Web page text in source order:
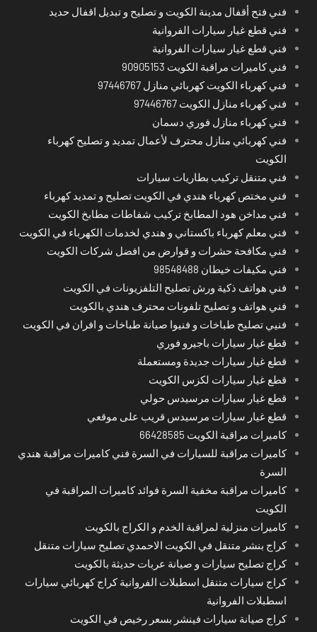
فني فتح أقفال مدينة الكويت و تصليح و تبديل اقفال حديد
فني قطع غيار سيارات الفروانية
فني قطع غيار سيارات الفروانية
فني كاميرات مراقبة الكويت 90905153
فني كهرباء الكويت كهربائي منازل 97446767
فني كهرباء منازل الكويت 97446767
فني كهرباء منازل فوري دسمان
فني كهربائي منازل محترف لأعمال تمديد و تصليح كهرباء
الكويت
فني متنقل تركيب بطاريات سيارات
فني مختص كهرباء هندي في الكويت تصليح و تمديد كهرباء
فني مداخن هود المطابخ تركيب شفاطات مطابخ الكويت
فني معلم كهرباء باكستاني و هندي لخدمات الكهرباء في الكويت
فني مكافحة حشرات و قوارض من افضل شركات الكويت
فني مكيفات خيطان 98548488
فني هواتف ذكية ورش تصليح التلفزيونات في الكويت
فني هواتف و تصليح تلفونات محترف هندي بالكويت
فنيي تصليح طباخات و فنيوا صيانة طباخات و افران في الكويت
قطع غيار سيارات باجيرو فوري
قطع غيار سيارات جديدة ومستعملة
قطع غيار سيارات لكزس الكويت
قطع غيار سيارات مرسيدس حولي
قطع غيار سيارات مرسيدس قريب على موقعي
كاميرات مراقبة الكويت 66428585
كاميرات مراقبة للسيارات في السرة فني كاميرات مراقبة هندي
السرة
كاميرات مراقبة مخفية السرة فوائد كاميرات المراقبة في
الكويت
كاميرات منزلية لمراقبة الخدم و الكراج بالكويت
كراج بنشر متنقل في الكويت الاحمدي تصليح سيارات متنقل
كراج تصليح سيارات و صيانة عربات حديثة بالكويت
كراج سيارات متنقل اسطبلات الفروانية كراج كهربائي سيارات
اسطبلات الفروانية
كراج صيانة سيارات فينشر بسعر رخيص في الكويت